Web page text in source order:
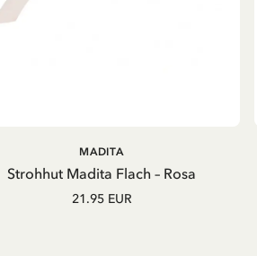
IN DEN WARENKORB
Strohhut Madita Flach – Rosa
MADITA
21.95 EUR